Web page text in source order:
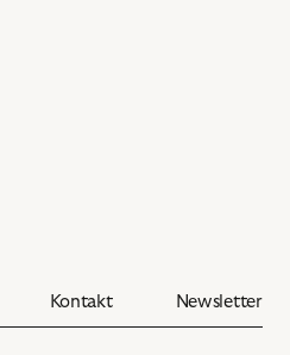
Kontakt Newsletter